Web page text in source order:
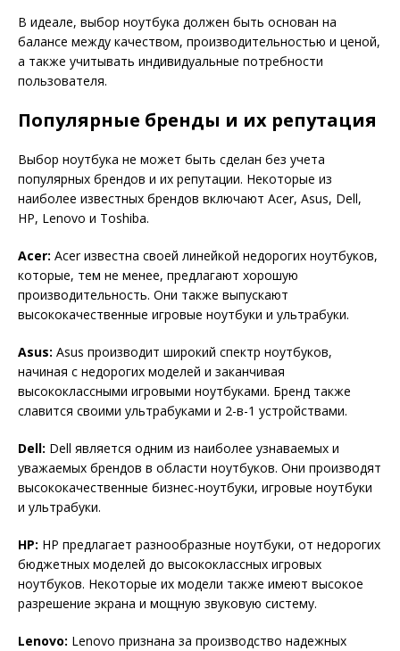
В идеале, выбор ноутбука должен быть основан на
балансе между качеством, производительностью и ценой,
а также учитывать индивидуальные потребности
пользователя.
Популярные бренды и их репутация
Выбор ноутбука не может быть сделан без учета
популярных брендов и их репутации. Некоторые из
наиболее известных брендов включают Acer, Asus, Dell,
HP, Lenovo и Toshiba.
Acer: Acer известна своей линейкой недорогих ноутбуков,
которые, тем не менее, предлагают хорошую
производительность. Они также выпускают
высококачественные игровые ноутбуки и ультрабуки.
Asus: Asus производит широкий спектр ноутбуков,
начиная с недорогих моделей и заканчивая
высококлассными игровыми ноутбуками. Бренд также
славится своими ультрабуками и 2-в-1 устройствами.
Dell: Dell является одним из наиболее узнаваемых и
уважаемых брендов в области ноутбуков. Они производят
высококачественные бизнес-ноутбуки, игровые ноутбуки
и ультрабуки.
HP: HP предлагает разнообразные ноутбуки, от недорогих
бюджетных моделей до высококлассных игровых
ноутбуков. Некоторые их модели также имеют высокое
разрешение экрана и мощную звуковую систему.
Lenovo: Lenovo признана за производство надежных